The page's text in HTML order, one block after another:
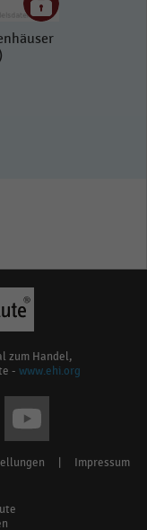
zum Handel,
- www.ehi.org
Impressum